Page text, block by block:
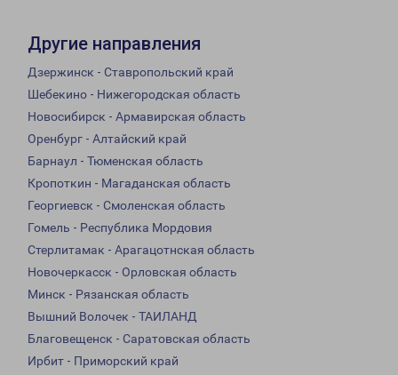
Другие направления
Дзержинск - Ставропольский край
Шебекино - Нижегородская область
Новосибирск - Армавирская область
Оренбург - Алтайский край
Барнаул - Тюменская область
Кропоткин - Магаданская область
Георгиевск - Смоленская область
Гомель - Республика Мордовия
Стерлитамак - Арагацотнская область
Новочеркасск - Орловская область
Минск - Рязанская область
Вышний Волочек - ТАИЛАНД
Благовещенск - Саратовская область
Ирбит - Приморский край